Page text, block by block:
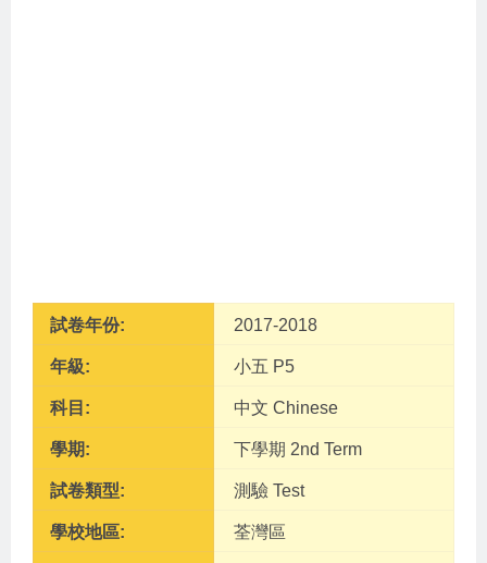
試卷年份: 2017-2018
年級: 小五 P5
科目: 中文 Chinese
學期: 下學期 2nd Term
試卷類型: 測驗 Test
學校地區: 荃灣區